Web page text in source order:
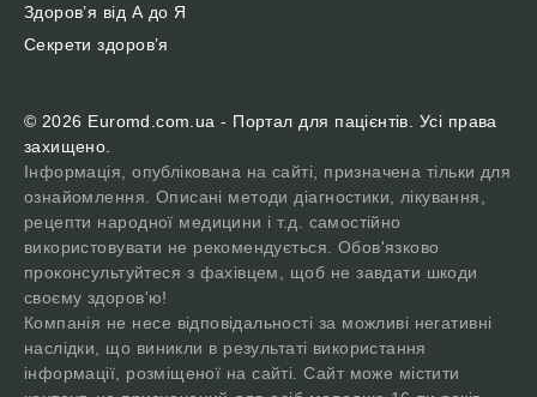
Здоров’я від А до Я
Секрети здоров’я
© 2026 Euromd.com.ua - Портал для пацієнтів. Усі права
захищено.
Інформація, опублікована на сайті, призначена тільки для
ознайомлення. Описані методи діагностики, лікування,
рецепти народної медицини і т.д. самостійно
використовувати не рекомендується. Обов'язково
проконсультуйтеся з фахівцем, щоб не завдати шкоди
своєму здоров'ю!
Компанія не несе відповідальності за можливі негативні
наслідки, що виникли в результаті використання
інформації, розміщеної на сайті. Сайт може містити